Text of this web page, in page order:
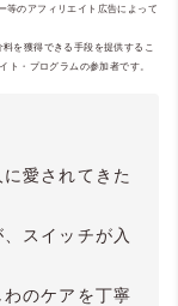
等のアフィリエイト広告によって
を獲得できる手段を提供するこ
ト・プログラムの参加者です。
愛されてきた
スイッチが入
のケアを丁寧